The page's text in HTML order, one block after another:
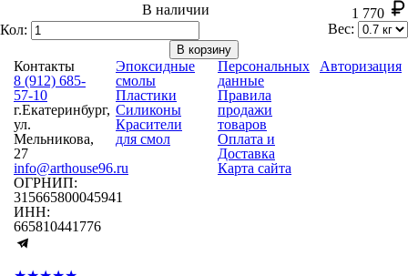
В наличии
1 770
Кол:
Вес:
В корзину
Контакты
8 (912) 685-
57-10
г.Екатеринбург,
ул.
Мельникова,
27
info@arthouse96.ru
ОГРНИП:
315665800045941
ИНН:
665810441776
Эпоксидные
смолы
Пластики
Силиконы
Красители
для смол
Персональных
данные
Правила
продажи
товаров
Оплата и
Доставка
Карта сайта
Авторизация